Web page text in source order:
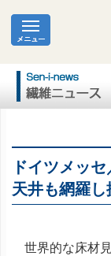
ドイツメッ
天井も網羅し
世界的な床材